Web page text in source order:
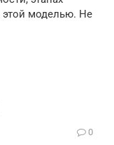
этой моделью. Не
0